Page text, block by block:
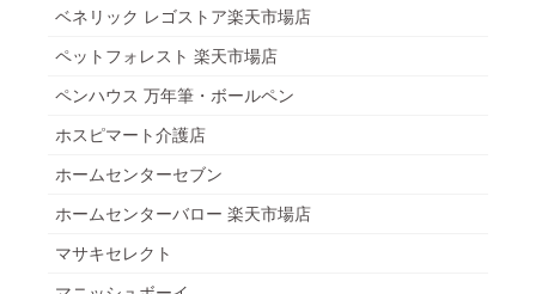
ベネリック レゴストア楽天市場店
ペットフォレスト 楽天市場店
ペンハウス 万年筆・ボールペン
ホスピマート介護店
ホームセンターセブン
ホームセンターバロー 楽天市場店
マサキセレクト